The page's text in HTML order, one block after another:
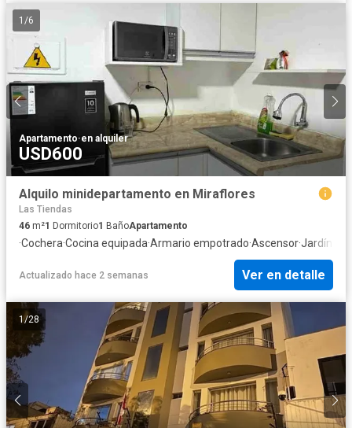
1 /6
Apartamento·en alquiler
USD600
Alquilo minidepartamento en Miraflores
Las Tiendas
46 m²1 Dormitorio1 BañoApartamento
·Cochera·Cocina equipada·Armario empotrado·Ascensor·Jardín
Actualizado hace 2 semanas Ver en detalle
1/28